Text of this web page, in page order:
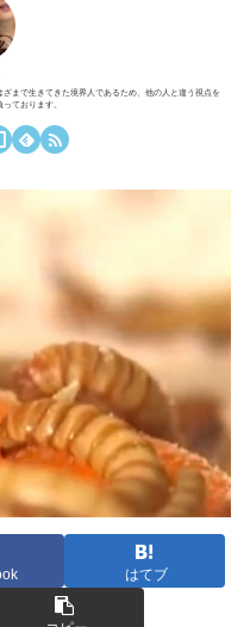
まで生きてきた境界人であるため、他の人と違う視点を
ております。
はてブ